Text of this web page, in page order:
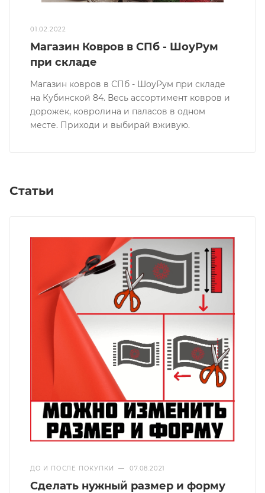
01.02.2022
Магазин Ковров в СПб - ШоуРум
при складе
Магазин ковров в СПб - ШоуРум при складе
на Кубинской 84. Весь ассортимент ковров и
дорожек, ковролина и паласов в одном
месте. Приходи и выбирай вживую.
Статьи
ДО И ПОСЛЕ ПОКУПКИ — 07.08.2021
Сделать нужный размер и форму